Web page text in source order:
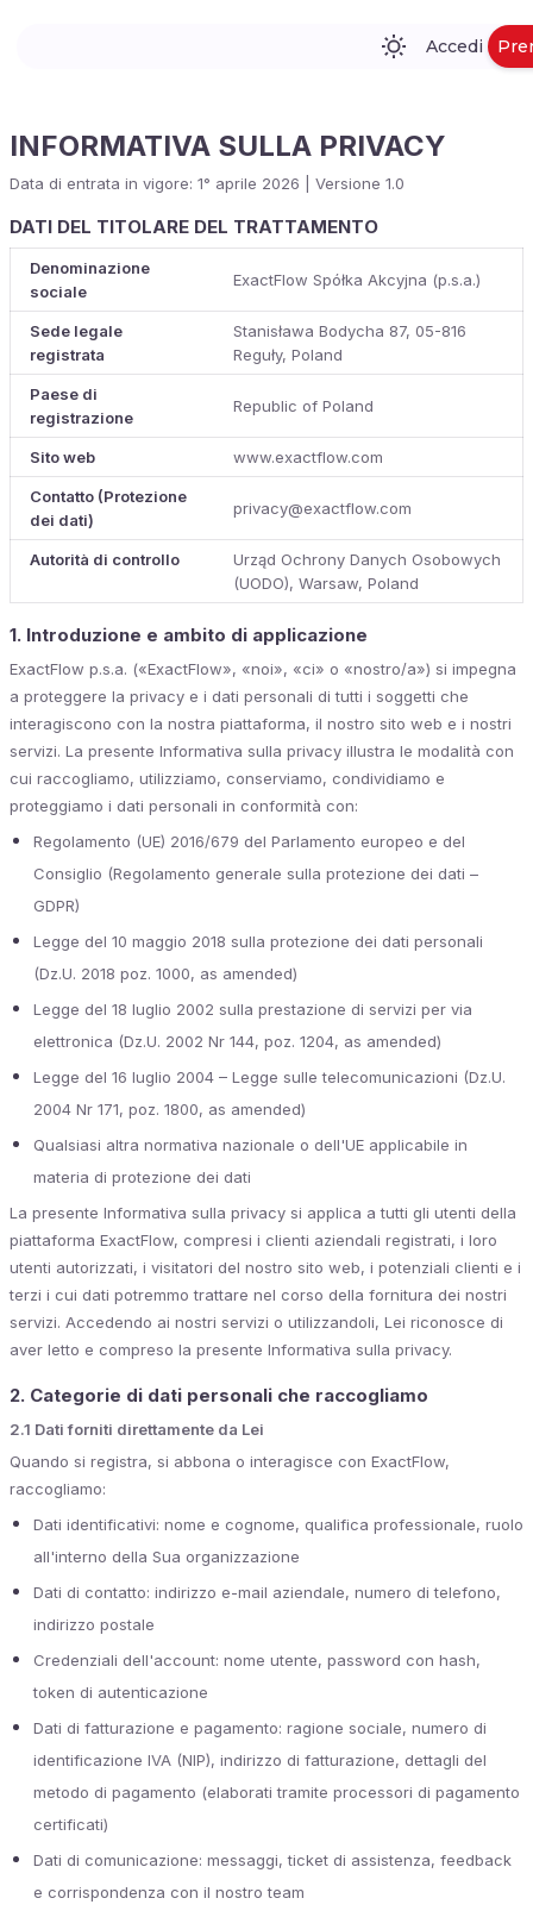
Accedi
INFORMATIVA SULLA PRIVACY
Data di entrata in vigore: 1° aprile 2026 | Versione 1.0
DATI DEL TITOLARE DEL TRATTAMENTO
Denominazione
sociale
ExactFlow Spółka Akcyjna (p.s.a.)
Sede legale
registrata
Stanisława Bodycha 87, 05-816
Reguły, Poland
Paese di
registrazione
Republic of Poland
Sito web www.exactflow.com
Contatto (Protezione
dei dati)
privacy@exactflow.com
Autorità di controllo
Urząd Ochrony Danych Osobowych
(UODO), Warsaw, Poland
1. Introduzione e ambito di applicazione
ExactFlow p.s.a. («ExactFlow», «noi», «ci» o «nostro/a») si impegna
a proteggere la privacy e i dati personali di tutti i soggetti che
interagiscono con la nostra piattaforma, il nostro sito web e i nostri
servizi. La presente Informativa sulla privacy illustra le modalità con
cui raccogliamo, utilizziamo, conserviamo, condividiamo e
proteggiamo i dati personali in conformità con:
Regolamento (UE) 2016/679 del Parlamento europeo e del
Consiglio (Regolamento generale sulla protezione dei dati –
GDPR)
Legge del 10 maggio 2018 sulla protezione dei dati personali
(Dz.U. 2018 poz. 1000, as amended)
Legge del 18 luglio 2002 sulla prestazione di servizi per via
elettronica (Dz.U. 2002 Nr 144, poz. 1204, as amended)
Legge del 16 luglio 2004 – Legge sulle telecomunicazioni (Dz.U.
2004 Nr 171, poz. 1800, as amended)
Qualsiasi altra normativa nazionale o dell'UE applicabile in
materia di protezione dei dati
La presente Informativa sulla privacy si applica a tutti gli utenti della
piattaforma ExactFlow, compresi i clienti aziendali registrati, i loro
utenti autorizzati, i visitatori del nostro sito web, i potenziali clienti e i
terzi i cui dati potremmo trattare nel corso della fornitura dei nostri
servizi. Accedendo ai nostri servizi o utilizzandoli, Lei riconosce di
aver letto e compreso la presente Informativa sulla privacy.
2. Categorie di dati personali che raccogliamo
2.1 Dati forniti direttamente da Lei
Quando si registra, si abbona o interagisce con ExactFlow,
raccogliamo:
Dati identificativi: nome e cognome, qualifica professionale, ruolo
all'interno della Sua organizzazione
Dati di contatto: indirizzo e-mail aziendale, numero di telefono,
indirizzo postale
Credenziali dell'account: nome utente, password con hash,
token di autenticazione
Dati di fatturazione e pagamento: ragione sociale, numero di
identificazione IVA (NIP), indirizzo di fatturazione, dettagli del
metodo di pagamento (elaborati tramite processori di pagamento
certificati)
Dati di comunicazione: messaggi, ticket di assistenza, feedback
e corrispondenza con il nostro team